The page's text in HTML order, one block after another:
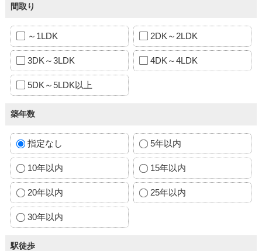
間取り
～1LDK 2DK～2LDK
3DK～3LDK 4DK～4LDK
5DK～5LDK以上
築年数
指定なし 5年以内
10年以内 15年以内
20年以内 25年以内
30年以内
駅徒歩